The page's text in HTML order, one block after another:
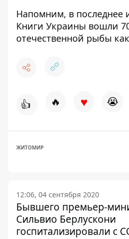
Напомним, в последнее
Книги Украины вошли
отечественной рыбы
👍 🔥 ♥ 😭
ЖИТОМИР
12:06, 04 сентября 2020
Бывшего премьер-
Сильвио Берлускони
госпитализировали с